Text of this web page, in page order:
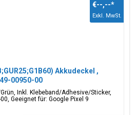
Akkudeckel ,
00950-00
Inkl. Klebeband/Adhesive/Sticker,
Geeignet für: Google Pixel 9
€--,--*
Exkl. MwSt.